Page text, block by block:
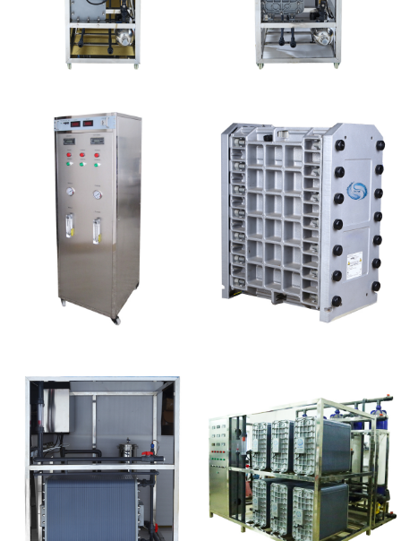
MK-TC100 EDI设备 MK-TC50 EDI设备
全封闭EDI超纯水处理设
备
GE EDI模块维修